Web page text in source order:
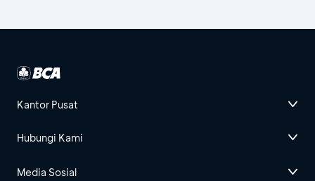
Kantor Pusat
Hubungi Kami
Media Sosial